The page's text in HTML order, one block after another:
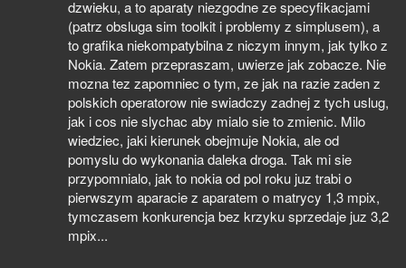
dzwieku, a to aparaty niezgodne ze specyfikacjami
(patrz obsluga sim toolkit i problemy z simplusem), a
to grafika niekompatybilna z niczym innym, jak tylko z
Nokia. Zatem przepraszam, uwierze jak zobacze. Nie
mozna tez zapomniec o tym, ze jak na razie zaden z
polskich operatorow nie swiadczy zadnej z tych uslug,
jak i cos nie slychac aby mialo sie to zmienic. Milo
wiedziec, jaki kierunek obejmuje Nokia, ale od
pomyslu do wykonania daleka droga. Tak mi sie
przypomnialo, jak to nokia od pol roku juz trabi o
pierwszym aparacie z aparatem o matrycy 1,3 mpix,
tymczasem konkurencja bez krzyku sprzedaje juz 3,2
mpix...